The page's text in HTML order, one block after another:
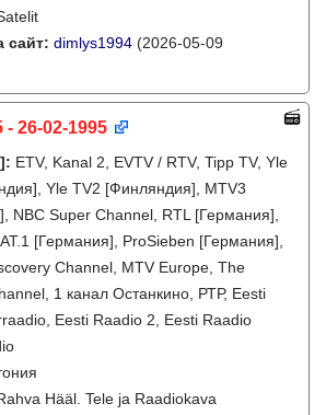
сайт: dimlys1994 (2026-05-09
- 26-02-1995
: ETV, Kanal 2, EVTV / RTV, Tipp TV, Yle
Yle TV2 [Финляндия], MTV3
NBC Super Channel, RTL [Германия],
[Германия], ProSieben [Германия],
Channel, MTV Europe, The
1 канал Останкино, РТР, Eesti
Eesti Raadio 2, Eesti Raadio
Hääl. Tele ja Raadiokava